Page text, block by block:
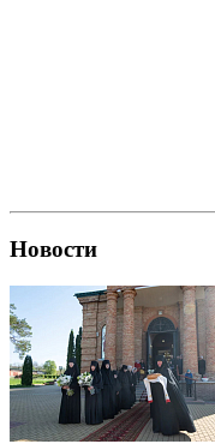
Новости